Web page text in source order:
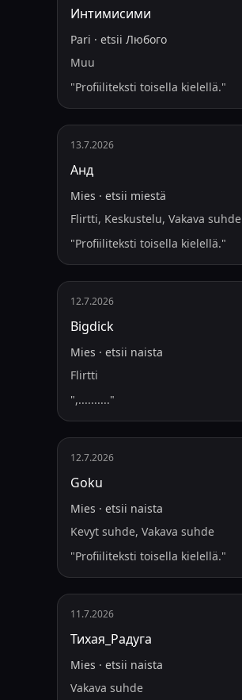
Интимисими
Pari · etsii Любого
Muu
"Profiiliteksti toisella kielellä."
13.7.2026
Анд
Mies · etsii miestä
Flirtti, Keskustelu, Vakava suhde
"Profiiliteksti toisella kielellä."
12.7.2026
Bigdick
Mies · etsii naista
Flirtti
",.........."
12.7.2026
Goku
Mies · etsii naista
Kevyt suhde, Vakava suhde
"Profiiliteksti toisella kielellä."
11.7.2026
Тихая_Радуга
Mies · etsii naista
Vakava suhde